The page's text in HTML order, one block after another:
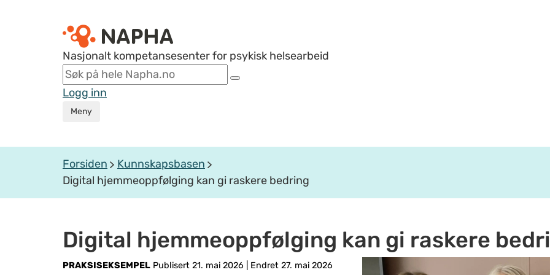
Nasjonalt kompetansesenter for psykisk helsearbeid
Logg inn
Meny
Forsiden
Kunnskapsbasen
Digital hjemmeoppfølging kan gi raskere bedring
Digital hjemmeoppfølging kan gi raskere
PRAKSISEKSEMPEL Publisert 21. mai 2026 Endret 27. mai 2026